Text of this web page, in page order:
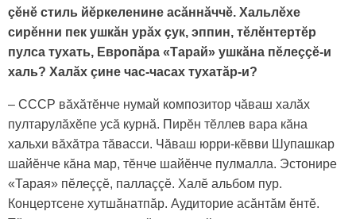
çӗнӗ стиль йӗркеленине асăннăччӗ. Хальлӗхе
сирӗнни пек ушкăн урăх çук, эппин, тӗлӗнтертӗр
пулса тухать, Европăра «Тарай» ушкăна пӗлеççӗ-и
халь? Халăх çине час-часах тухатăр-и?
– СССР вăхăтӗнче нумай композитор чăваш халăх
пултарулăхӗпе усă курнă. Пирӗн тӗллев вара кăна
хальхи вăхăтра тăвасси. Чăваш юрри-кӗвви Шупашкар
шайӗнче кăна мар, тӗнче шайӗнче пулмалла. Эстонире
«Тарая» пӗлеççӗ, паллаççӗ. Халӗ альбом пур.
Концертсене хутшăнатпăр. Аудиторие асăнтăм ӗнтӗ.